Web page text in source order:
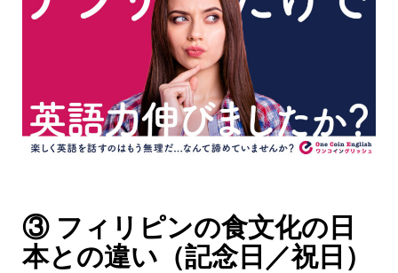
③ フィリピンの食文化の日
本との違い（記念日／祝日）